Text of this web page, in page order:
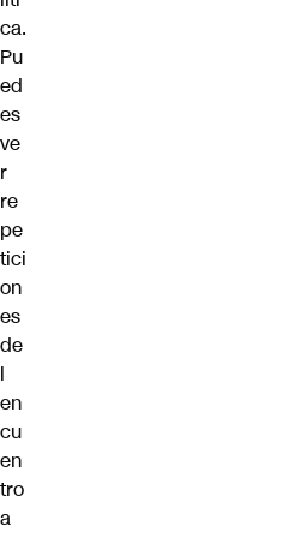
ca.
Pu
ed
es
ve
r
re
pe
tici
on
es
de
l
en
cu
en
tro
a